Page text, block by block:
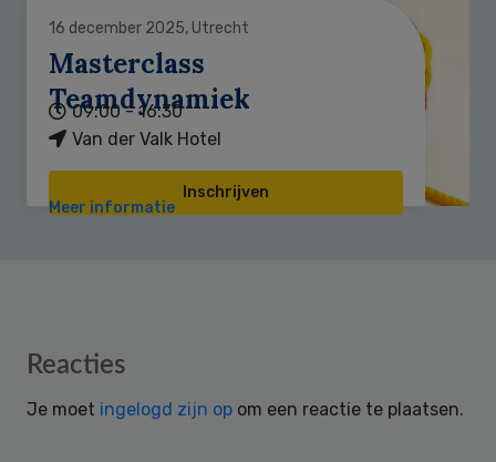
16 december 2025, Utrecht
Masterclass
Teamdynamiek
09:00 - 16:30
Van der Valk Hotel
Inschrijven
Meer informatie
Reader
Reacties
Je moet ingelogd zijn op om een reactie te plaatsen.